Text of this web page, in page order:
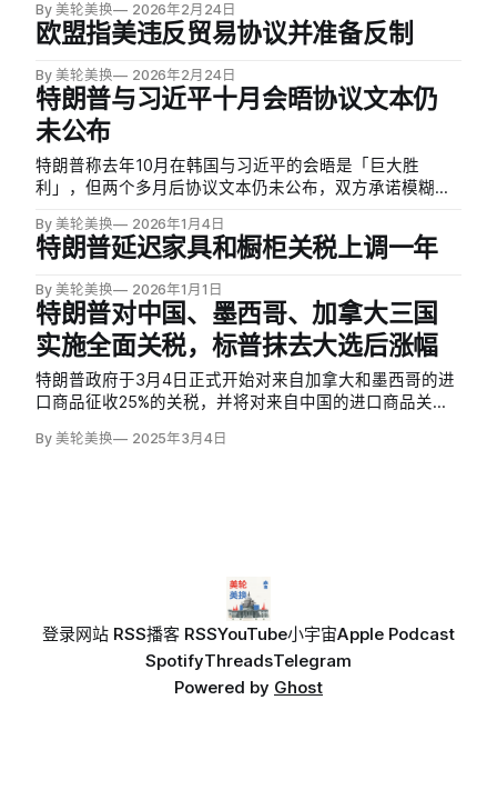
By 美轮美换 2026年2月24日
欧盟指美违反贸易协议并准备反制
By 美轮美换 2026年2月24日
特朗普与习近平十月会晤协议文本仍
未公布
特朗普称去年10月在韩国与习近平的会晤是「巨大胜
利」，但两个多月后协议文本仍未公布，双方承诺模糊不
宣布双方同意一系列措施以缓和贸易战，包括中国重启购
买美国大豆等农产品、取消关键矿物出口限制，美国则延
By 美轮美换 2026年1月4日
特朗普延迟家具和橱柜关税上调一年
By 美轮美换 2026年1月1日
特朗普对中国、墨西哥、加拿大三国
实施全面关税，标普抹去大选后涨幅
特朗普政府于3月4日正式开始对来自加拿大和墨西哥的进
口商品征收25%的关税，并将对来自中国的进口商品关税
发了贸易战，这被视为其总统任期内最大的经济赌博之
By 美轮美换 2025年3月4日
登录网站 RSS播客 RSSYouTube小宇宙Apple Podcast
SpotifyThreadsTelegram
Powered by Ghost